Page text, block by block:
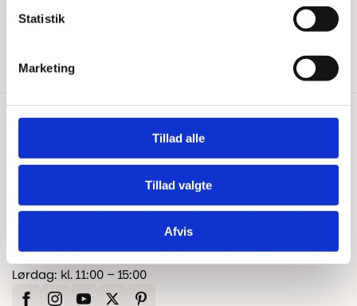
Statistik
Marketing
Tillad alle
Tillad valgte
Afvis
+45 25 24 45 45
CVR: 41535113
Man – Fre: kl. 10:00 – 17:00
Lørdag: kl. 11:00 – 15:00